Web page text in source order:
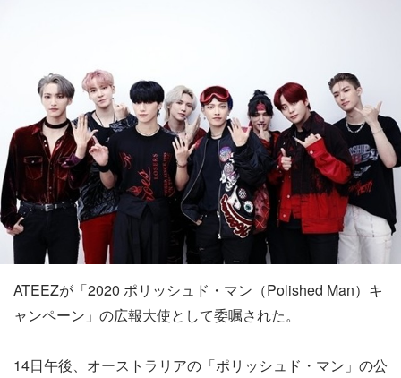
ATEEZが「2020 ポリッシュド・マン（Polished Man）キ
ャンペーン」の広報大使として委嘱された。
14日午後、オーストラリアの「ポリッシュド・マン」の公